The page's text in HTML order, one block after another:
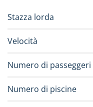
Stazza lorda
Velocità
Numero di passeggeri
Numero di piscine